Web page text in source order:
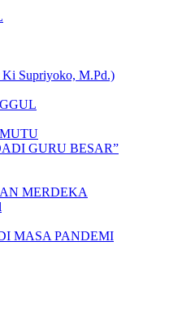
Supriyoko, M.Pd.)
GURU BESAR”
MERDEKA
MASA PANDEMI